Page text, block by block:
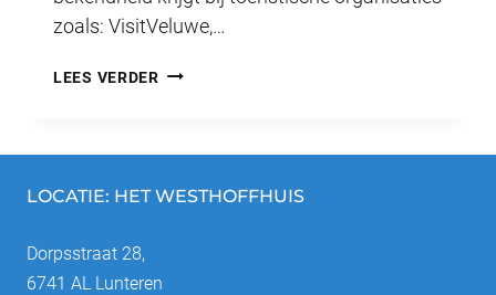
zoals: VisitVeluwe,…
LEES VERDERVEEL
MEDIA
GOUDSBERG
LOCATIE: HET WESTHOFFHUIS
Dorpsstraat 28,
6741 AL Lunteren